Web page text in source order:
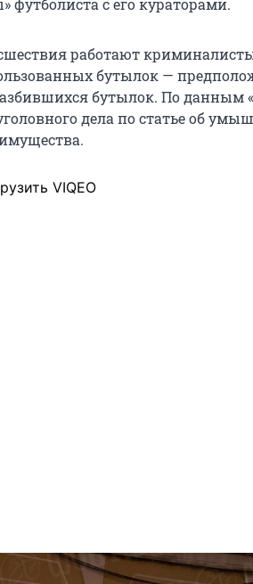
футболиста с его кураторами.
работают
бутылок —
бутылок. По данным
дела по статье об
VIQEO